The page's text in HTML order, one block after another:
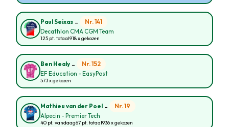
Paul Seixas - Nr. 141
Decathlon CMA CGM Team
125 pt. totaal918 x gekozen
Ben Healy - Nr. 152
EF Education - EasyPost
573 x gekozen
Mathieu van der Poel - Nr. 19
Alpecin - Premier Tech
40 pt. vandaag67 pt. totaal936 x gekozen